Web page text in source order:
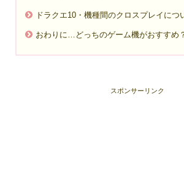
ドラクエ10・機種間のクロスプレイにつ
おわりに…どっちのゲーム機がおすすめ
スポンサーリンク